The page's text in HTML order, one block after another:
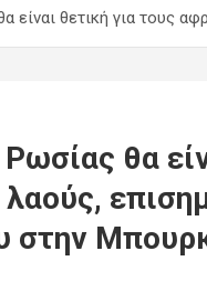
είναι θετική για τους
θα
στην